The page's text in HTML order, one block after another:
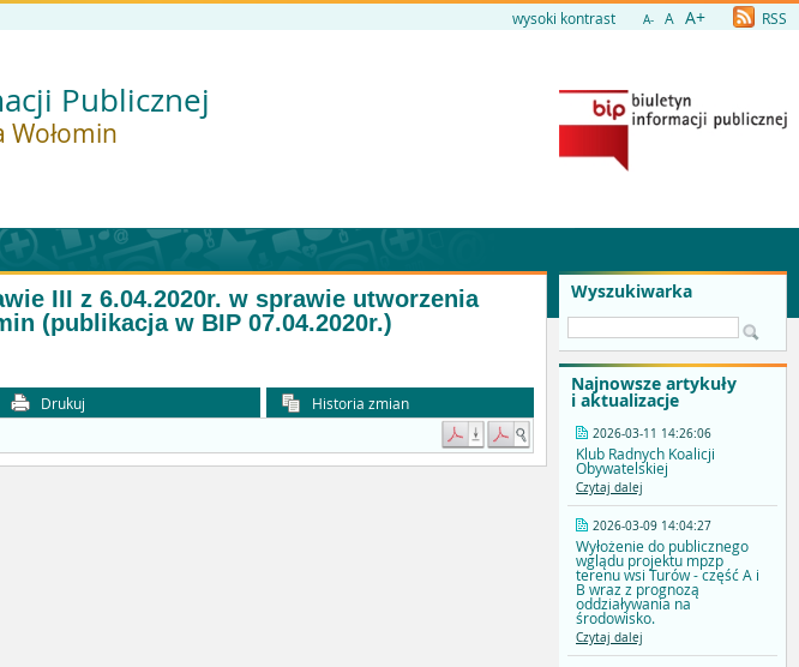
wysoki kontrast A- A A+ RSS
Publicznej
Wołomin
Wyszukiwarka
Najnowsze artykuły
i aktualizacje
2026-03-11 14:26:06
Klub Radnych Koalicji
Obywatelskiej
Czytaj dalej
2026-03-09 14:04:27
Wyłożenie do publicznego
wglądu projektu mpzp
terenu wsi Turów - część A i
B wraz z prognozą
oddziaływania na
środowisko.
Czytaj dalej
III z 6.04.2020r. w sprawie utworzenia
(publikacja w BIP 07.04.2020r.)
Drukuj
Historia zmian